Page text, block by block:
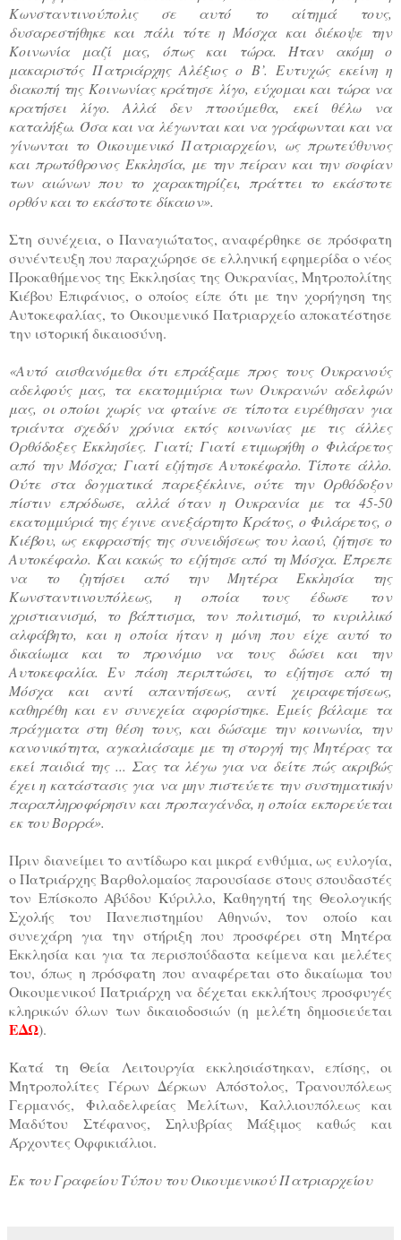
Κωνσταντινούπολις σε αυτό το αίτημά τους,
δυσαρεστήθηκε και πάλι τότε η Μόσχα και διέκοψε την
Κοινωνία μαζί μας, όπως και τώρα. Ήταν ακόμη ο
μακαριστός Πατριάρχης Αλέξιος ο Β’. Ευτυχώς εκείνη η
διακοπή της Κοινωνίας κράτησε λίγο, εύχομαι και τώρα να
κρατήσει λίγο. Αλλά δεν πτοούμεθα, εκεί θέλω να
καταλήξω. Όσα και να λέγωνται και να γράφωνται και να
γίνωνται το Οικουμενικό Πατριαρχείον, ως πρωτεύθυνος
και πρωτόθρονος Εκκλησία, με την πείραν και την σοφίαν
των αιώνων που το χαρακτηρίζει, πράττει το εκάστοτε
ορθόν και το εκάστοτε δίκαιον».
Στη συνέχεια, ο Παναγιώτατος, αναφέρθηκε σε πρόσφατη
συνέντευξη που παραχώρησε σε ελληνική εφημερίδα ο νέος
Προκαθήμενος της Εκκλησίας της Ουκρανίας, Μητροπολίτης
Κιέβου Επιφάνιος, ο οποίος είπε ότι με την χορήγηση της
Αυτοκεφαλίας, το Οικουμενικό Πατριαρχείο αποκατέστησε
την ιστορική δικαιοσύνη.
«Αυτό αισθανόμεθα ότι επράξαμε προς τους Ουκρανούς
αδελφούς μας, τα εκατομμύρια των Ουκρανών αδελφών
μας, οι οποίοι χωρίς να φταίνε σε τίποτα ευρέθησαν για
τριάντα σχεδόν χρόνια εκτός κοινωνίας με τις άλλες
Ορθόδοξες Εκκλησίες. Γιατί; Γιατί ετιμωρήθη ο Φιλάρετος
από την Μόσχα; Γιατί εζήτησε Αυτοκέφαλο. Τίποτε άλλο.
Ούτε στα δογματικά παρεξέκλινε, ούτε την Ορθόδοξον
πίστιν επρόδωσε, αλλά όταν η Ουκρανία με τα 45-50
εκατομμύριά της έγινε ανεξάρτητο Κράτος, ο Φιλάρετος, ο
Κιέβου, ως εκφραστής της συνειδήσεως του λαού, ζήτησε το
Αυτοκέφαλο. Και κακώς το εζήτησε από τη Μόσχα. Έπρεπε
να το ζητήσει από την Μητέρα Εκκλησία της
Κωνσταντινουπόλεως, η οποία τους έδωσε τον
χριστιανισμό, το βάπτισμα, τον πολιτισμό, το κυριλλικό
αλφάβητο, και η οποία ήταν η μόνη που είχε αυτό το
δικαίωμα και το προνόμιο να τους δώσει και την
Αυτοκεφαλία. Εν πάση περιπτώσει, το εζήτησε από τη
Μόσχα και αντί απαντήσεως, αντί χειραφετήσεως,
καθηρέθη και εν συνεχεία αφορίστηκε. Εμείς βάλαμε τα
πράγματα στη θέση τους, και δώσαμε την κοινωνία, την
κανονικότητα, αγκαλιάσαμε με τη στοργή της Μητέρας τα
εκεί παιδιά της ... Σας τα λέγω για να δείτε πώς ακριβώς
έχει η κατάστασις για να μην πιστεύετε την συστηματικήν
παραπληροφόρησιν και προπαγάνδα, η οποία εκπορεύεται
εκ του Βορρά».
Πριν διανείμει το αντίδωρο και μικρά ενθύμια, ως ευλογία,
ο Πατριάρχης Βαρθολομαίος παρουσίασε στους σπουδαστές
τον Επίσκοπο Αβύδου Κύριλλο, Καθηγητή της Θεολογικής
Σχολής του Πανεπιστημίου Αθηνών, τον οποίο και
συνεχάρη για την στήριξη που προσφέρει στη Μητέρα
Εκκλησία και για τα περισπούδαστα κείμενα και μελέτες
του, όπως η πρόσφατη που αναφέρεται στο δικαίωμα του
Οικουμενικού Πατριάρχη να δέχεται εκκλήτους προσφυγές
κληρικών όλων των δικαιοδοσιών (η μελέτη δημοσιεύεται
ΕΔΩ).
Κατά τη Θεία Λειτουργία εκκλησιάστηκαν, επίσης, οι
Μητροπολίτες Γέρων Δέρκων Απόστολος, Τρανουπόλεως
Γερμανός, Φιλαδελφείας Μελίτων, Καλλιουπόλεως και
Μαδύτου Στέφανος, Σηλυβρίας Μάξιμος καθώς και
Άρχοντες Οφφικιάλιοι.
Εκ του Γραφείου Τύπου του Οικουμενικού Πατριαρχείου